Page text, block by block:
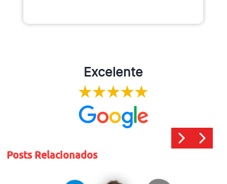
Excelente
Posts Relacionados